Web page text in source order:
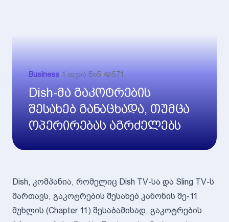
Business•1 თვის წინ• 571
Dish-მა გაკოტრების
შესახებ განაცხადა, თუმცა
ოპერირებას აგრძელებს
Dish, კომპანია, რომელიც Dish TV-სა და Sling TV-ს
მართავს, გაკოტრების შესახებ კანონის მე-11
მუხლის (Chapter 11) შესაბამისად, გაკოტრების